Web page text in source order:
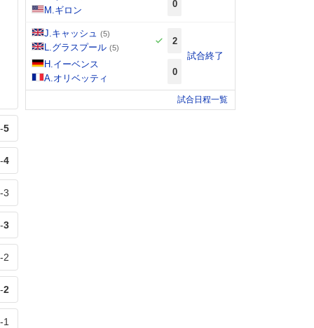
-5
-4
-3
-3
-2
-2
-1
M.ギロン
0
J.キャッシュ (5)
L.グラスプール (5)
2
H.イーベンス
A.オリベッティ
0
試合終了
試合日程一覧